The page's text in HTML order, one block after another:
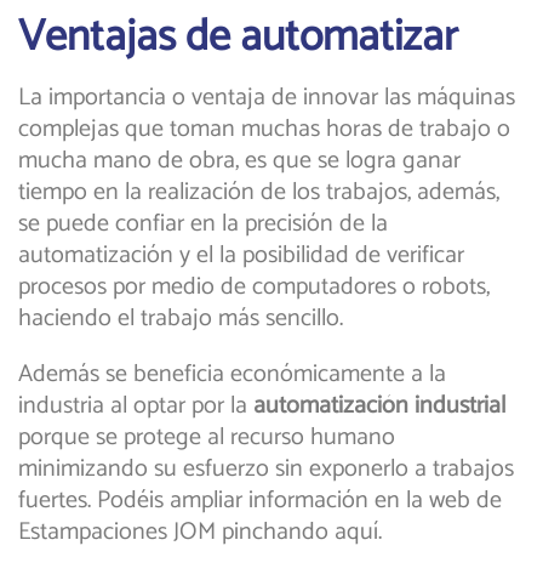
Ventajas de automatizar
La importancia o ventaja de innovar las máquinas
complejas que toman muchas horas de trabajo o
mucha mano de obra, es que se logra ganar
tiempo en la realización de los trabajos, además,
se puede confiar en la precisión de la
automatización y el la posibilidad de verificar
procesos por medio de computadores o robots,
haciendo el trabajo más sencillo.
Además se beneficia económicamente a la
industria al optar por la automatización industrial
porque se protege al recurso humano
minimizando su esfuerzo sin exponerlo a trabajos
fuertes. Podéis ampliar información en la web de
Estampaciones JOM pinchando aquí.